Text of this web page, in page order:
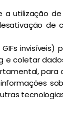
utilização
de
e coletar
para